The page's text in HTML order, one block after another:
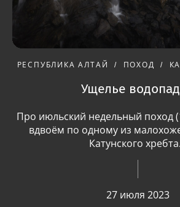
РЕСПУБЛИКА АЛТАЙ ПОХОД
Ущелье
Про июльский недельный поход
вдвоём по одному из
Катунского
27 июля 2023